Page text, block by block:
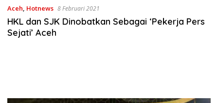
Aceh, Hotnews 8 Februari 2021
HKL dan SJK Dinobatkan Sebagai ‘Pekerja Pers
Sejati’ Aceh